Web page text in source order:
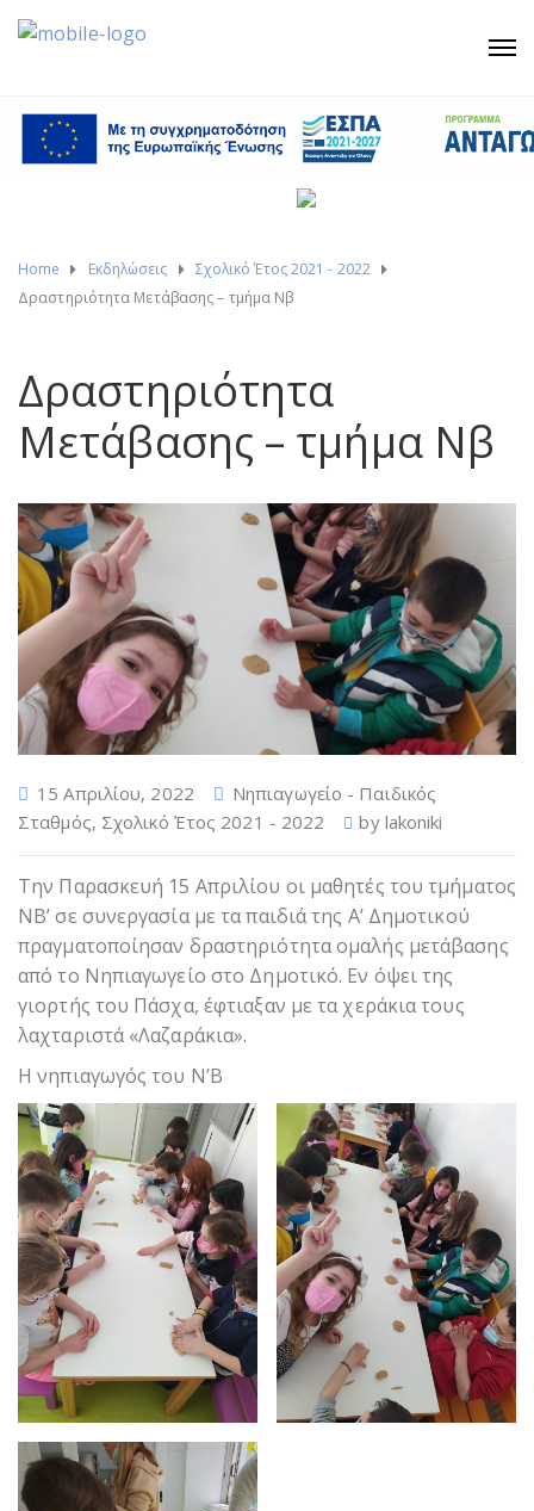
Home Εκδηλώσεις
Σχολικό Έτος 2021 - 2022
Δραστηριότητα Μετάβασης – τμήμα Νβ
Δραστηριότητα
Μετάβασης – τμήμα Νβ
15 Απριλίου, 2022
Νηπιαγωγείο - Παιδικός
Σταθμός, Σχολικό Έτος 2021 - 2022 by lakoniki
Την Παρασκευή 15 Απριλίου οι μαθητές του τμήματος
ΝΒ’ σε συνεργασία με τα παιδιά της Α’ Δημοτικού
πραγματοποίησαν δραστηριότητα ομαλής μετάβασης
από το Νηπιαγωγείο στο Δημοτικό. Εν όψει της
γιορτής του Πάσχα, έφτιαξαν με τα χεράκια τους
λαχταριστά «Λαζαράκια».
Η νηπιαγωγός του Ν’Β